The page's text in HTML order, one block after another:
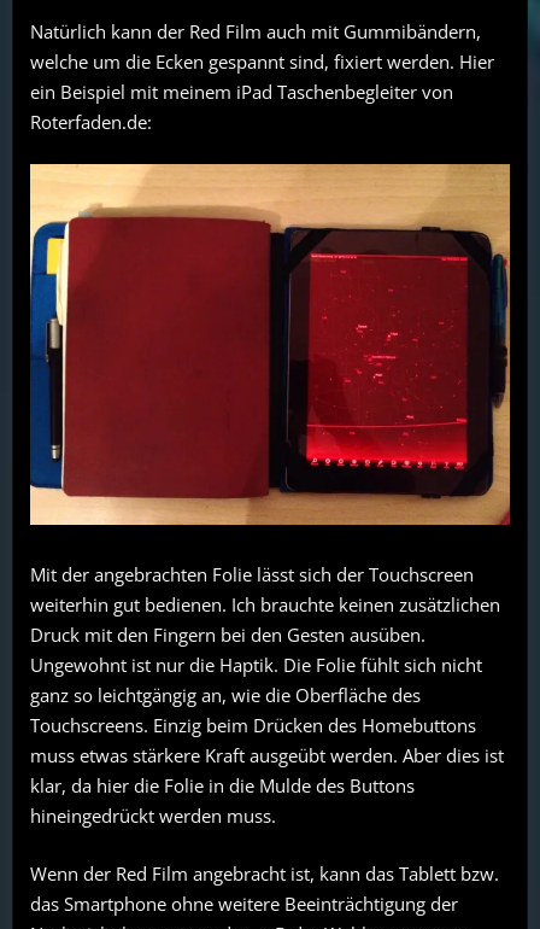
Natürlich kann der Red Film auch mit Gummibändern,
welche um die Ecken gespannt sind, fixiert werden. Hier
ein Beispiel mit meinem iPad Taschenbegleiter von
Roterfaden.de:
Mit der angebrachten Folie lässt sich der Touchscreen
weiterhin gut bedienen. Ich brauchte keinen zusätzlichen
Druck mit den Fingern bei den Gesten ausüben.
Ungewohnt ist nur die Haptik. Die Folie fühlt sich nicht
ganz so leichtgängig an, wie die Oberfläche des
Touchscreens. Einzig beim Drücken des Homebuttons
muss etwas stärkere Kraft ausgeübt werden. Aber dies ist
klar, da hier die Folie in die Mulde des Buttons
hineingedrückt werden muss.
Wenn der Red Film angebracht ist, kann das Tablett bzw.
das Smartphone ohne weitere Beeinträchtigung der